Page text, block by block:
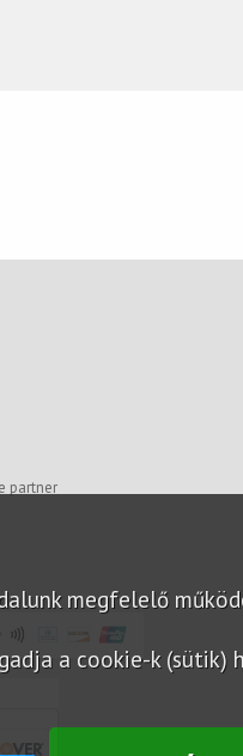
megfelelő
a cookie-k (sütik)
partner